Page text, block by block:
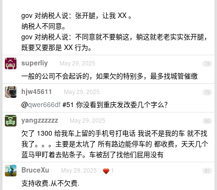
gov 对纳税人说：张开腿，让我 XX 。
纳税人不同意。
gov 对纳税人说：不同意就不要躺这，躺这就老老实实张开腿，
既要又要那是 XX 行为。
78
superliy May 29, 2025
一般的公司不会起诉的，如果欠的特别多，最多找城管催缴
79
hjw45611 May 29, 2025
@qwer666df #51 你没看到重庆发改委几个字么？
80
yangzzzzzz May 29, 2025
欠了 1300 给我车上留的手机号打电话 我说不是我的车 就不找
我了。。。主要是太坑了 所有路边能停车的 都收费，天天几个
蓝马甲盯着去贴条子。车被刮了找他们屁用没有
81
BruceXu May 29, 2025 1
支持收费.从不欠费.